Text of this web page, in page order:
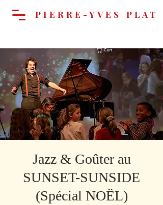
Cart
PIERRE-YVES PLAT
Jazz & Goûter au
SUNSET-SUNSIDE
(Spécial NOËL)